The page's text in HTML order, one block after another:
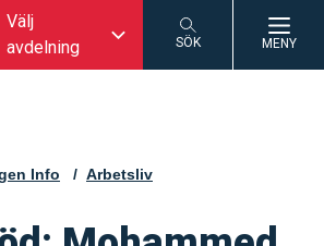
Välj
avdelning
SÖK MENY
Info Arbetsliv